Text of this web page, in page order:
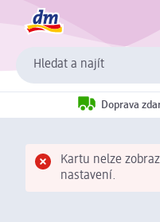
Hledat a najít
Doprava
Kartu nelze
nastavení.